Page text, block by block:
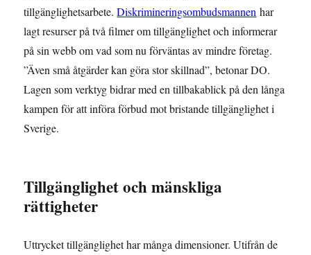
tillgänglighetsarbete.Diskrimineringsombudsmannen har
lagt resurser på två filmer om tillgänglighet och informerar
på sin webb om vad som nu förväntas av mindre företag.
”Även små åtgärder kan göra stor skillnad”, betonar DO.
Lagen som verktyg bidrar med en tillbakablick på den långa
kampen för att införa förbud mot bristande tillgänglighet i
Sverige.
Tillgänglighet och mänskliga
rättigheter
Uttrycket tillgänglighet har många dimensioner. Utifrån de